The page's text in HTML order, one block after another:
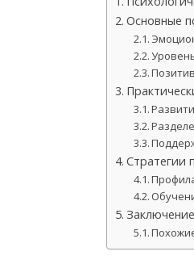
Основные
Стратегии
Заключение